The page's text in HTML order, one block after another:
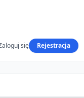
się Rejestracja